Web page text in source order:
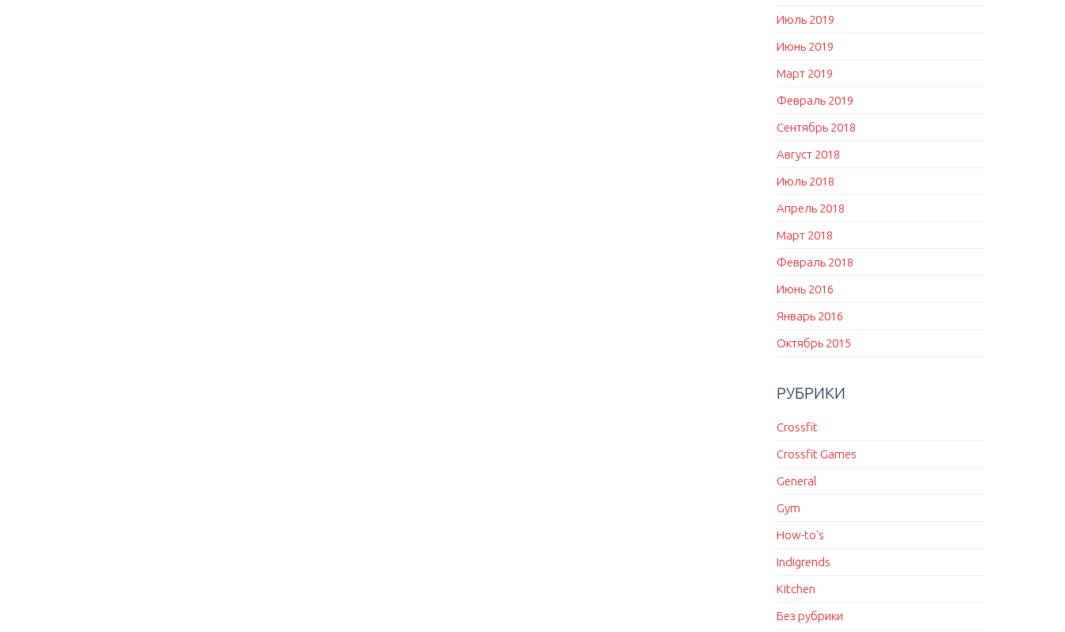
Июль 2019
Июнь 2019
Март 2019
Февраль 2019
Сентябрь 2018
Август 2018
Июль 2018
Апрель 2018
Март 2018
Февраль 2018
Июнь 2016
Январь 2016
Октябрь 2015
РУБРИКИ
Crossfit
Crossfit Games
General
Gym
How-to's
Indigrends
Kitchen
Без рубрики